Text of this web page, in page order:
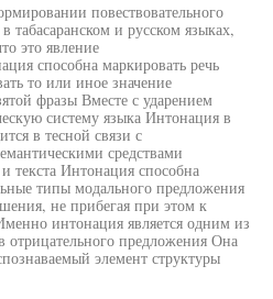
повествовательного
табасаранском и русском языках,
это явление
способна маркировать речь
то или иное значение
фразы Вместе с ударением
систему языка Интонация в
в тесной связи с
средствами
текста Интонация способна
типы модального предложения
не прибегая при этом к
интонация является одним из
предложения Она
элемент структуры